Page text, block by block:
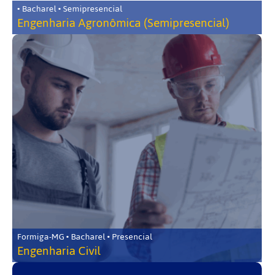
• Bacharel • Semipresencial
Engenharia Agronômica (Semipresencial)
Formiga-MG • Bacharel • Presencial
Engenharia Civil